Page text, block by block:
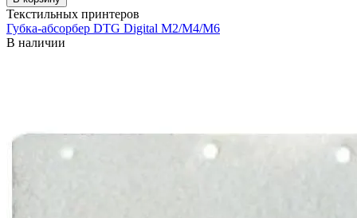
Текстильных принтеров
Губка-абсорбер DTG Digital M2/M4/M6
В наличии